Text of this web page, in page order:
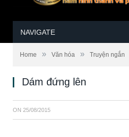
NAVIGATE
Home » Văn hóa » Truyện ngắn
Dám đứng lên
ON 25/08/2015